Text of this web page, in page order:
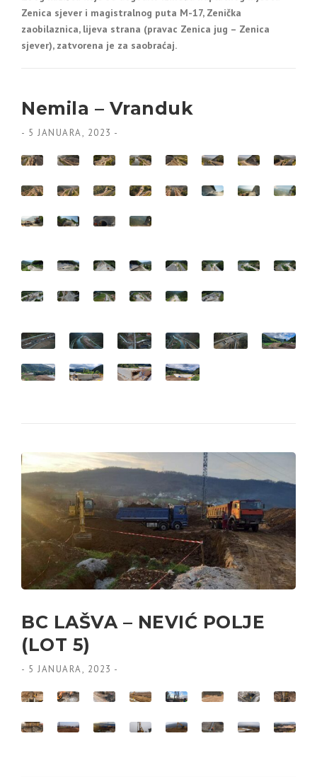
Zenica sjever i magistralnog puta M-17, Zenička
zaobilaznica, lijeva strana (pravac Zenica jug – Zenica
sjever), zatvorena je za saobraćaj.
Nemila – Vranduk
- 5 JANUARA, 2023 -
BC LAŠVA – NEVIĆ POLJE
(LOT 5)
- 5 JANUARA, 2023 -